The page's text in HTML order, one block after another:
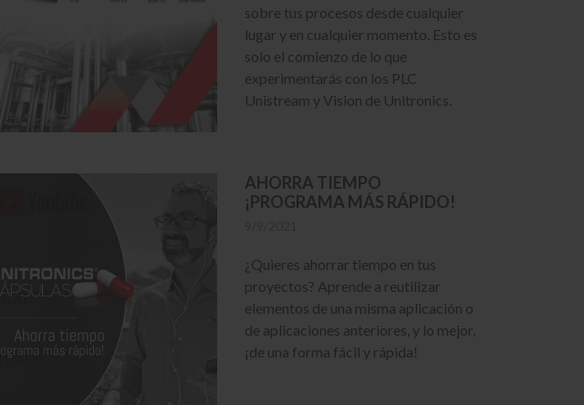
sobre tus procesos desde cualquier
lugar y en cualquier momento. Esto es
solo el comienzo de lo que
experimentarás con los PLC
Unistream y Vision de Unitronics.
AHORRA TIEMPO
¡PROGRAMA MÁS RÁPIDO!
¿Quieres ahorrar tiempo en tus
proyectos? Aprende a reutilizar
elementos de una misma aplicación o
de aplicaciones anteriores, y lo mejor,
¡de una forma fácil y rápida!